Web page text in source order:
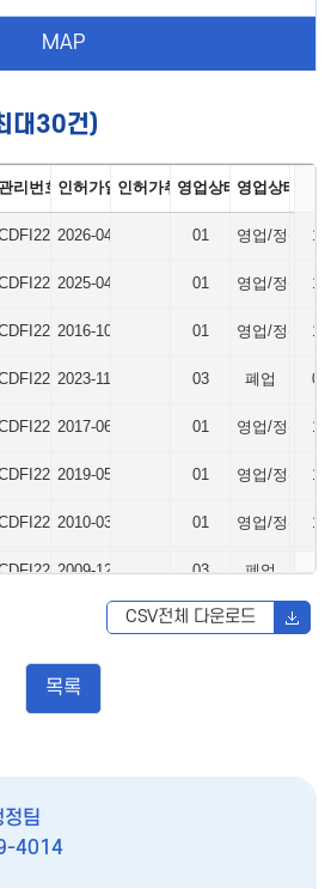
MAP
대30건)
체코드
리번호인허가일자인허가취소일자영업상태구분코드
영업상태명
2026-04-02 01 영업/정상 13
2025-04-07 01 영업/정상 13
2016-10-18 01 영업/정상 13
2023-11-03 03 폐업 03
2017-06-09 01 영업/정상 13
2019-05-17 01 영업/정상 13
2010-03-24 01 영업/정상 13
2009-12-28 03 폐업 03
CSV전체 다운로드
목록
정팀
4014